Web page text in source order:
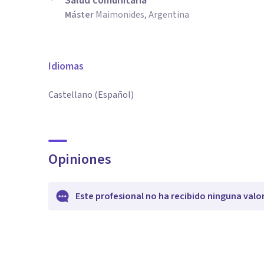
MásterMaimonides, Argentina
Idiomas
Castellano (Español)
Opiniones
Este profesional no ha recibido ninguna